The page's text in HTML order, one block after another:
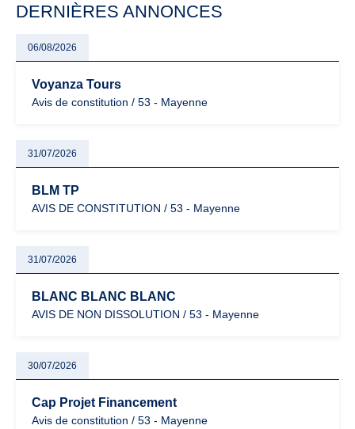
DERNIÈRES ANNONCES
06/08/2026
Voyanza Tours
Avis de constitution / 53 - Mayenne
31/07/2026
BLM TP
AVIS DE CONSTITUTION / 53 - Mayenne
31/07/2026
BLANC BLANC BLANC
AVIS DE NON DISSOLUTION / 53 - Mayenne
30/07/2026
Cap Projet Financement
Avis de constitution / 53 - Mayenne